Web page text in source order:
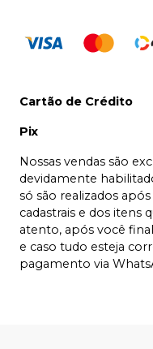
Cartão de Crédito
Pix
Nossas vendas são
devidamente
só são realizados
cadastrais e dos itens
atento, após você
e caso tudo esteja
pagamento via